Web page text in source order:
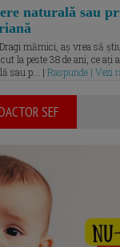
naturală sau
mămici, aș vrea să
la peste 38 de ani, ce ați
sau p... | Raspunde | Vezi
SEF